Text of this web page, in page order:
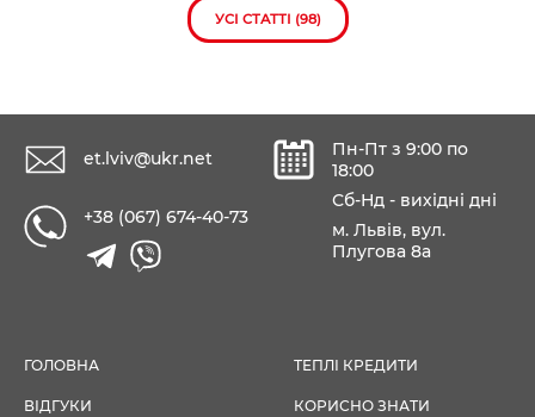
УСІ СТАТТІ (98)
et.lviv@ukr.net
+38 (067) 674-40-73
Пн-Пт з 9:00 по
18:00
Сб-Нд - вихідні дні
м. Львів, вул.
Плугова 8а
ГОЛОВНА
ВІДГУКИ
ТЕПЛІ КРЕДИТИ
КОРИСНО ЗНАТИ